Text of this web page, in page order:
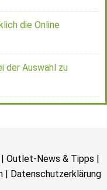
die Online
der Auswahl zu
| Outlet-News & Tipps |
| Datenschutzerklärung